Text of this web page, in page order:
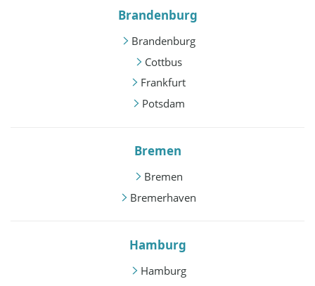
Brandenburg
Brandenburg
Cottbus
Frankfurt
Potsdam
Bremen
Bremen
Bremerhaven
Hamburg
Hamburg